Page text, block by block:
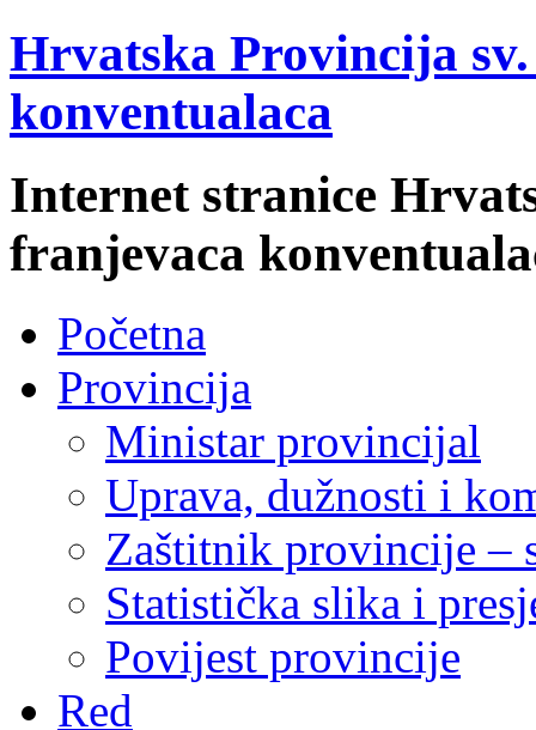
Hrvatska Provincija
konventualaca
Internet stranice
franjevaca
Početna
Provincija
Ministar provincijal
Uprava, dužnosti i
Zaštitnik provincije –
Statistička slika i
Povijest provincije
Red